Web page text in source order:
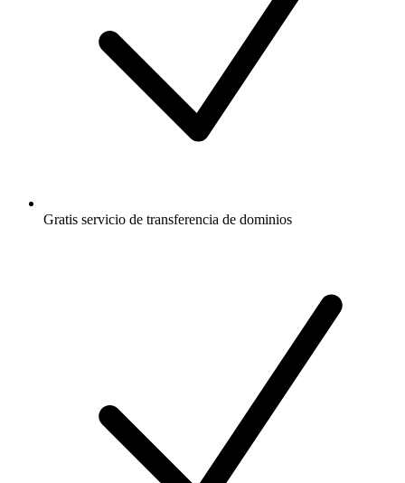
Gratis servicio de transferencia de dominios